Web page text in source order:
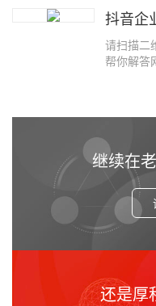
抖音企
请扫描二
帮你解答
继续在
还是厚